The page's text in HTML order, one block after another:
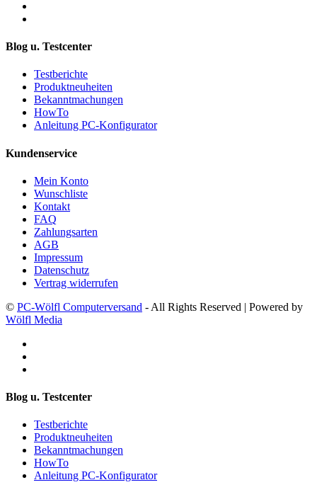
Blog u. Testcenter
Testberichte
Produktneuheiten
Bekanntmachungen
HowTo
Anleitung PC-Konfigurator
Kundenservice
Mein Konto
Wunschliste
Kontakt
FAQ
Zahlungsarten
AGB
Impressum
Datenschutz
Vertrag widerrufen
© PC-Wölfl Computerversand - All Rights Reserved | Powered by
Wölfl Media
Blog u. Testcenter
Testberichte
Produktneuheiten
Bekanntmachungen
HowTo
Anleitung PC-Konfigurator